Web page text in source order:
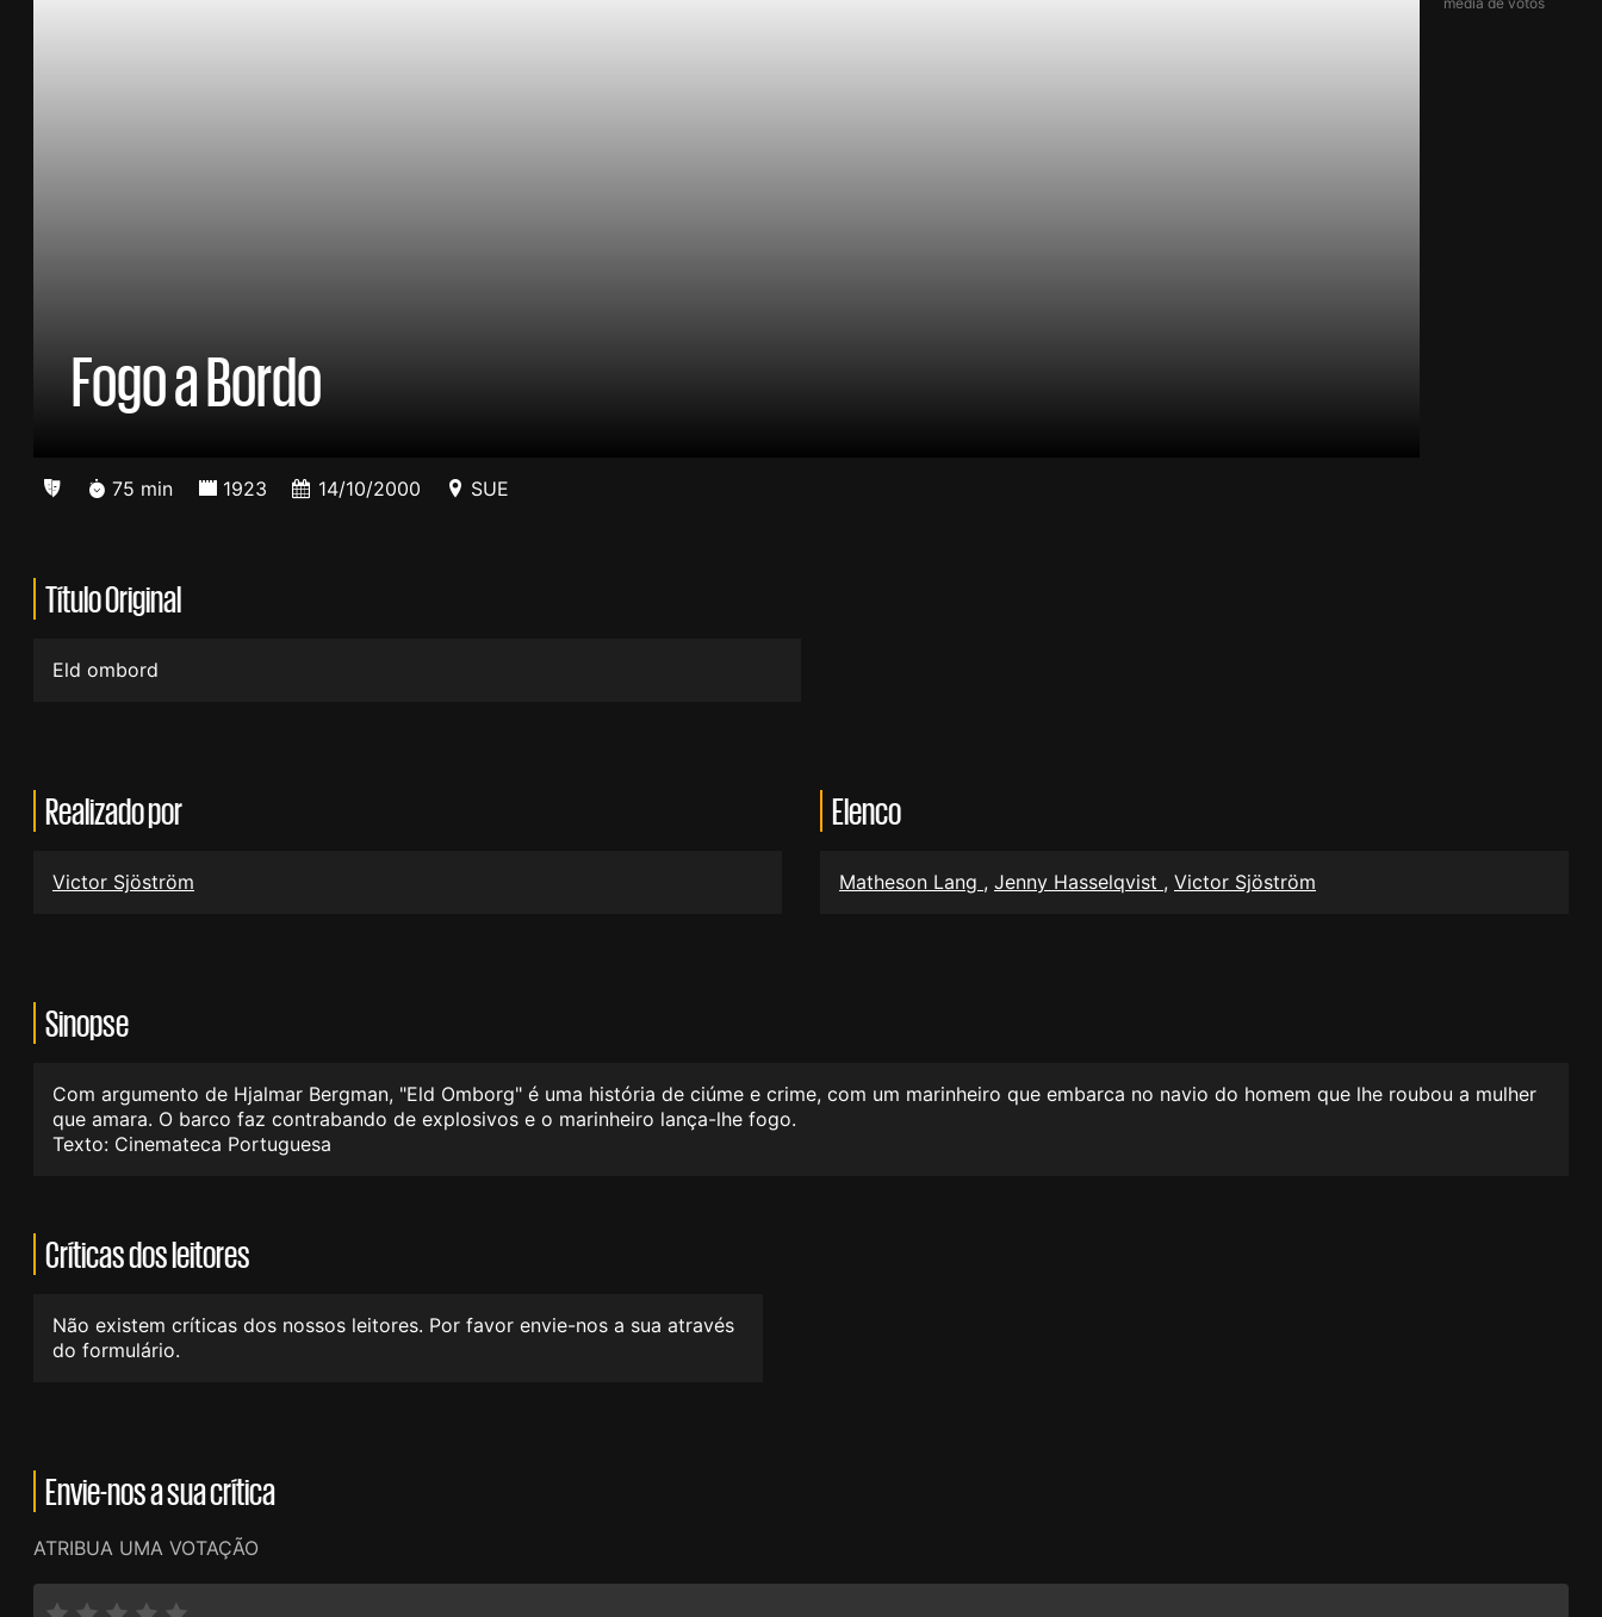
Fogo a Bordo
75 min 1923 14/10/2000 SUE
Título Original
Eld ombord
Realizado por
Victor Sjöström
Elenco
Matheson Lang , Jenny Hasselqvist , Victor Sjöström
Sinopse
Com argumento de Hjalmar Bergman, "Eld Omborg" é uma história de ciúme e crime, com um marinheiro que embarca no navio do homem que lhe roubou a mulher
que amara. O barco faz contrabando de explosivos e o marinheiro lança-lhe fogo.
Texto: Cinemateca Portuguesa
Críticas dos leitores
Não existem críticas dos nossos leitores. Por favor envie-nos a sua através
do formulário.
Envie-nos a sua crítica
ATRIBUA UMA VOTAÇÃO